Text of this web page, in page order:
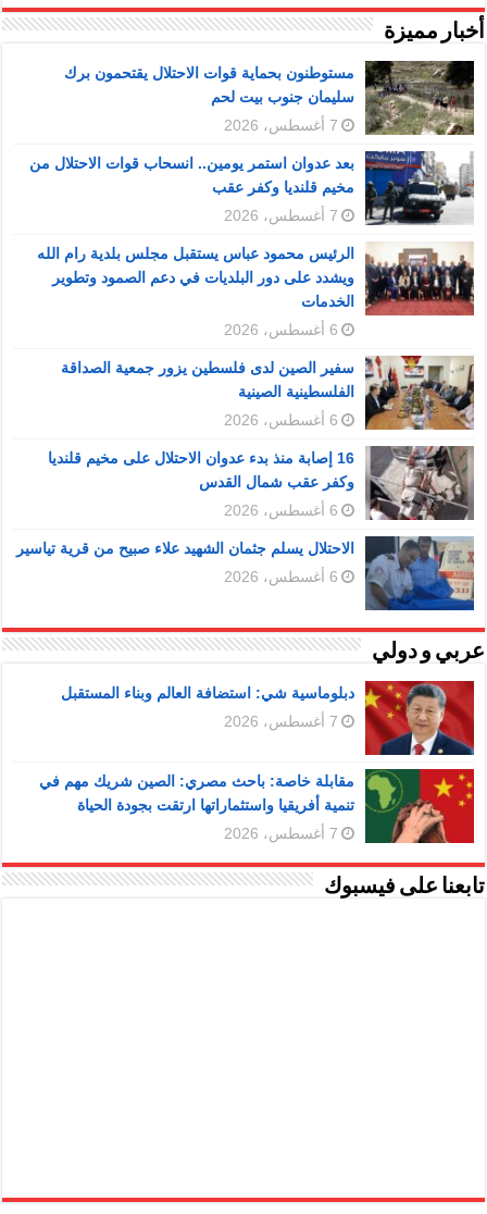
أخبار مميزة
مستوطنون بحماية قوات الاحتلال يقتحمون برك
سليمان جنوب بيت لحم
7 أغسطس، 2026
بعد عدوان استمر يومين.. انسحاب قوات الاحتلال من
مخيم قلنديا وكفر عقب
7 أغسطس، 2026
الرئيس محمود عباس يستقبل مجلس بلدية رام الله
ويشدد على دور البلديات في دعم الصمود وتطوير
الخدمات
6 أغسطس، 2026
سفير الصين لدى فلسطين يزور جمعية الصداقة
الفلسطينية الصينية
6 أغسطس، 2026
16 إصابة منذ بدء عدوان الاحتلال على مخيم قلنديا
وكفر عقب شمال القدس
6 أغسطس، 2026
الاحتلال يسلم جثمان الشهيد علاء صبيح من قرية تياسير
6 أغسطس، 2026
عربي و دولي
دبلوماسية شي: استضافة العالم وبناء المستقبل
7 أغسطس، 2026
مقابلة خاصة: باحث مصري: الصين شريك مهم في
تنمية أفريقيا واستثماراتها ارتقت بجودة الحياة
7 أغسطس، 2026
تابعنا على فيسبوك